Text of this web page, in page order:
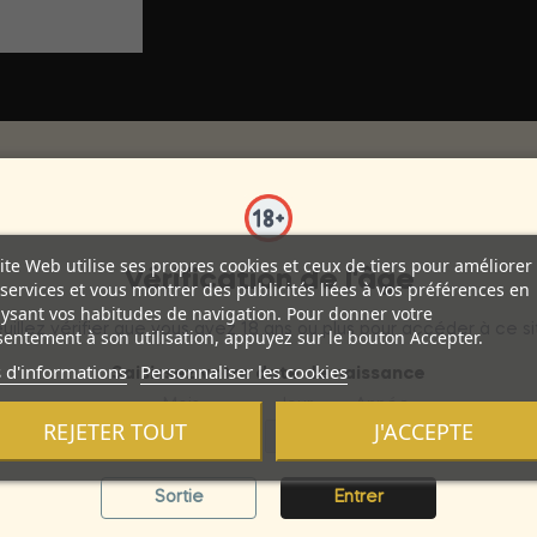
nouvelles tendances en matière de cosmétiques
la mode dans le monde entier. Les conceptions uniques
naturelle et sûre sans compromettre leurs
les préservatifs, non irritant, pH équilibré, à base d'eau et
uniquement des ingrédients également utilisés par
inoffensifs s'ils sont ingérés en petites quantités.
elles ne perturbent pas l'environnement vaginal sensible et
très courant d'usage général pour les lubrifiants et
des irritations et des allergies. 50ml
Web utilise ses propres cookies et ceux de tiers pour améliorer
et vous montrer des publicités liées à vos préférences en
vos habitudes de navigation. Pour donner votre
à son utilisation, appuyez sur le bouton Accepter.
d'informations Personnaliser les cookies
REJETER TOUT J'ACCEPTE
Vérification de l'âge
vérifier que vous avez 18 ans ou plus pour accéder à ce
Saisissez votre date de naissance
Mois
Jour Année
Sortie Entrer